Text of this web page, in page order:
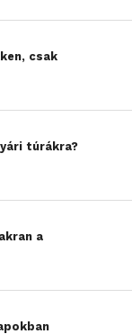
főoldalán!
csak
túrákra?
a